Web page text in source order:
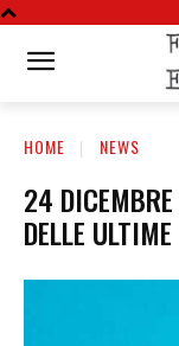
HOME NEWS
24
DELLE